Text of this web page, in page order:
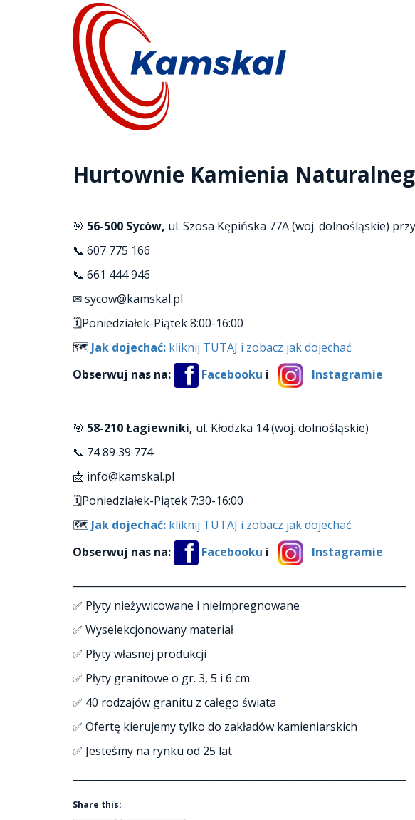
Hurtownie Kamienia
🎯 56-500 Syców, ul. Szosa Kępińska 77A (woj. dolnośląskie)
📞 607 775 166
📞 661 444 946
✉ sycow@kamskal.pl
🗓Poniedziałek-Piątek 8:00-16:00
🗺 Jak dojechać: kliknij TUTAJ i zobacz jak dojechać
Obserwuj nas na:
Facebooku i Instagramie
🎯 58-210 Łagiewniki, ul. Kłodzka 14 (woj. dolnośląskie)
📞 74 89 39 774
📩 info@kamskal.pl
🗓Poniedziałek-Piątek 7:30-16:00
🗺 Jak dojechać: kliknij TUTAJ i zobacz jak dojechać
Obserwuj nas na:
Facebooku i
Instagramie
✅ Płyty nieżywicowane i nieimpregnowane
✅ Wyselekcjonowany materiał
✅ Płyty własnej produkcji
✅ Płyty granitowe o gr. 3, 5 i 6 cm
✅ 40 rodzajów granitu z całego świata
✅ Ofertę kierujemy tylko do zakładów kamieniarskich
✅ Jesteśmy na rynku od 25 lat
Share this: